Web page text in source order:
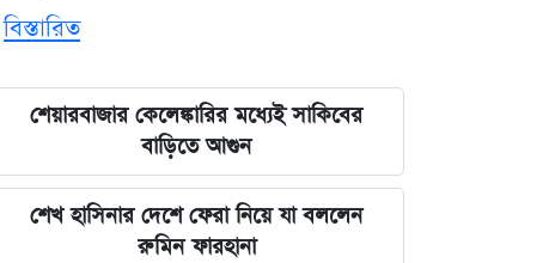
বিস্তারিত
শেয়ারবাজার কেলেঙ্কারির মধ্যেই সাকিবের
বাড়িতে আগুন
শেখ হাসিনার দেশে ফেরা নিয়ে যা বললেন
রুমিন ফারহানা